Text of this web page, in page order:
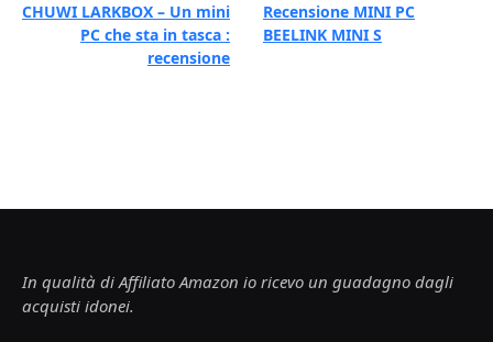
CHUWI LARKBOX – Un mini
PC che sta in tasca :
recensione
Recensione MINI PC
BEELINK MINI S
In qualità di Affiliato Amazon io ricevo un guadagno dagli
acquisti idonei.